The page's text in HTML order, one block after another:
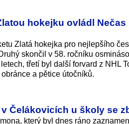
hokejku ovládl
Zlatá hokejka pro nejlepšího
skončil v 58. ročníku
třetí byl další forvard z NHL
a pětice útočníků.
Čelákovicích u školy se
který byl dnes ráno